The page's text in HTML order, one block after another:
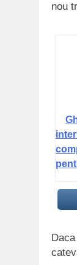
nou